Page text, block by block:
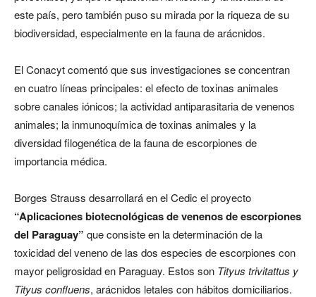
este país, pero también puso su mirada por la riqueza de su
biodiversidad, especialmente en la fauna de arácnidos.
El Conacyt comentó que sus investigaciones se concentran
en cuatro líneas principales: el efecto de toxinas animales
sobre canales iónicos; la actividad antiparasitaria de venenos
animales; la inmunoquímica de toxinas animales y la
diversidad filogenética de la fauna de escorpiones de
importancia médica.
Borges Strauss desarrollará en el Cedic el proyecto
“Aplicaciones biotecnológicas de venenos de escorpiones
del Paraguay” que consiste en la determinación de la
toxicidad del veneno de las dos especies de escorpiones con
mayor peligrosidad en Paraguay. Estos son Tityus trivitattus y
Tityus confluens, arácnidos letales con hábitos domiciliarios.